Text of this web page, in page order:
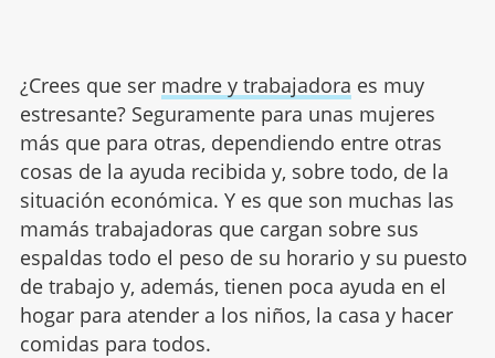
¿Crees que ser madre y trabajadora es muy
estresante? Seguramente para unas mujeres
más que para otras, dependiendo entre otras
cosas de la ayuda recibida y, sobre todo, de la
situación económica. Y es que son muchas las
mamás trabajadoras que cargan sobre sus
espaldas todo el peso de su horario y su puesto
de trabajo y, además, tienen poca ayuda en el
hogar para atender a los niños, la casa y hacer
comidas para todos.